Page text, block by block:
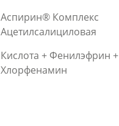
Аспирин® Комплекс
Ацетилсалициловая
Кислота + Фенилэфрин +
Хлорфенамин